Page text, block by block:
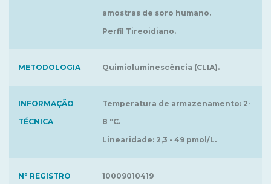
amostras de soro humano.
Perfil Tireoidiano.
METODOLOGIA Quimioluminescência (CLIA).
INFORMAÇÃO
TÉCNICA
Temperatura de armazenamento: 2-
8 °C.
Linearidade: 2,3 - 49 pmol/L.
Nº REGISTRO
10009010419